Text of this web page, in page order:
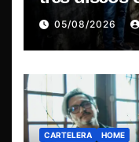
leyendas
05/08/2026
CARTELERA HOME